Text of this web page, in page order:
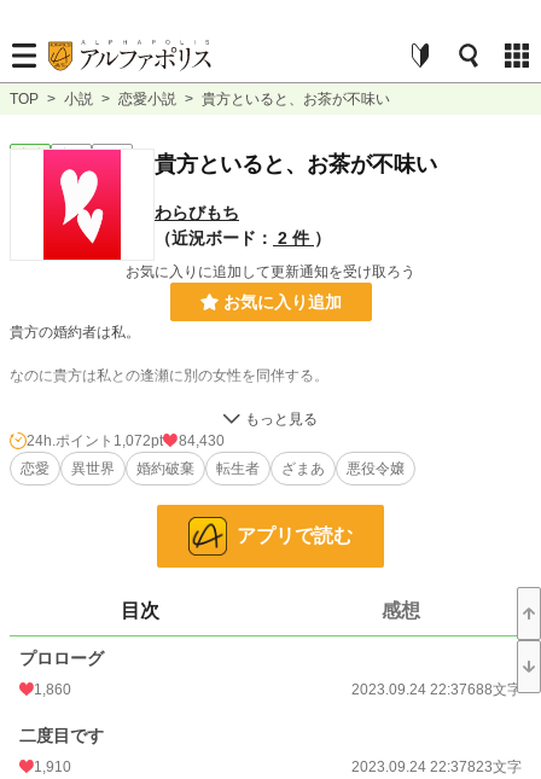
TOP > 小説 > 恋愛小説 > 貴方といると、お茶が不味い
完結 短編 貴方といると、お茶が不味い
わらびもち
（近況ボード： 2 件 ）
お気に入りに追加して更新通知を受け取ろう
お気に入り追加
貴方の婚約者は私。
なのに貴方は私との逢瀬に別の女性を同伴する。
王太子殿下の婚約者である令嬢を―――。
小説 1,217 位 / 228,755 件
695 位 / 66,365 件
1,072 pt
文字数 79,783
更新日時
初回公開日時
初回完結日時
24h.ポイント 1,072pt
84,430
恋愛
異世界 婚約破棄 転生者 ざまあ 悪役令嬢
アプリで読む
目次 感想
プロローグ
1,860 2023.09.24 22:37688文字
二度目です
1,910 2023.09.24 22:37823文字